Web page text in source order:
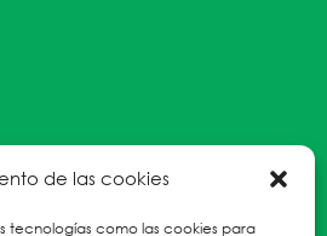
de las cookies
tecnologías como las cookies para